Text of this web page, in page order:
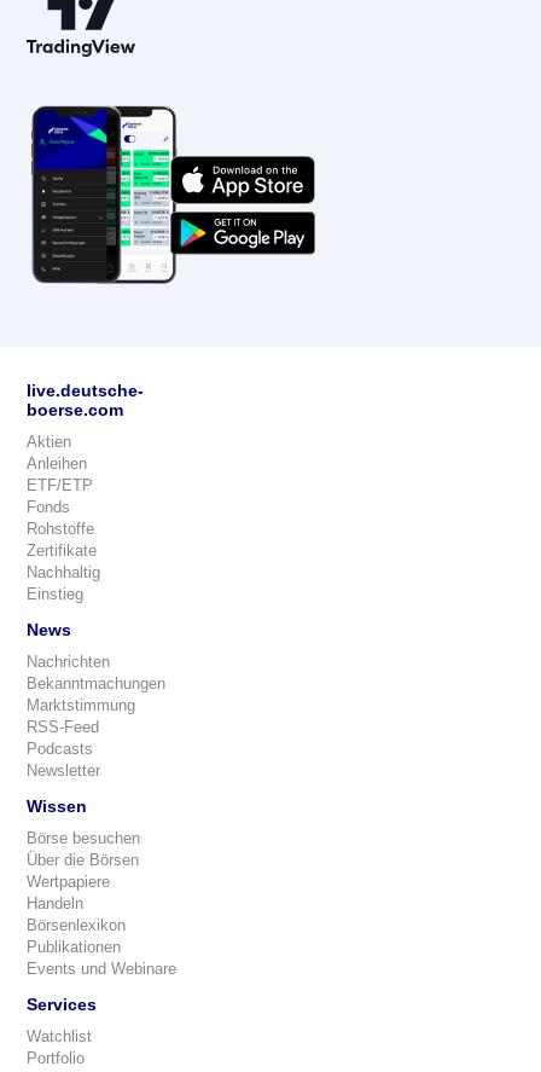
live.deutsche-
boerse.com
Aktien
Anleihen
ETF/ETP
Fonds
Rohstoffe
Zertifikate
Nachhaltig
Einstieg
News
Nachrichten
Bekanntmachungen
Marktstimmung
RSS-Feed
Podcasts
Newsletter
Wissen
Börse besuchen
Über die Börsen
Wertpapiere
Handeln
Börsenlexikon
Publikationen
Events und Webinare
Services
Watchlist
Portfolio